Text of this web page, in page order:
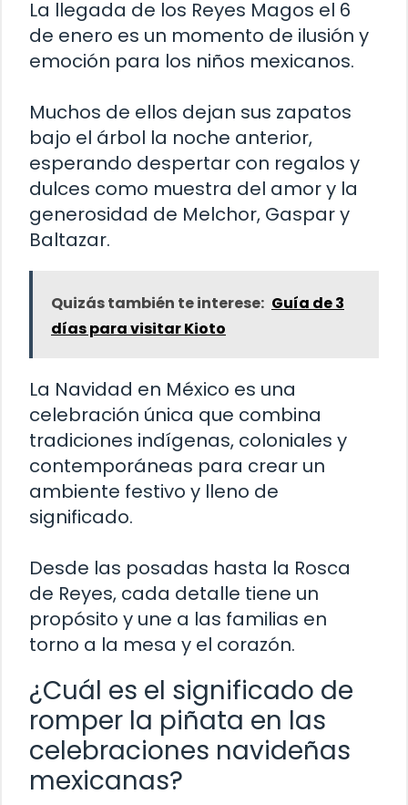
La llegada de los Reyes Magos el 6
de enero es un momento de ilusión y
emoción para los niños mexicanos.
Muchos de ellos dejan sus zapatos
bajo el árbol la noche anterior,
esperando despertar con regalos y
dulces como muestra del amor y la
generosidad de Melchor, Gaspar y
Baltazar.
Quizás también te interese: Guía de 3
días para visitar Kioto
La Navidad en México es una
celebración única que combina
tradiciones indígenas, coloniales y
contemporáneas para crear un
ambiente festivo y lleno de
significado.
Desde las posadas hasta la Rosca
de Reyes, cada detalle tiene un
propósito y une a las familias en
torno a la mesa y el corazón.
¿Cuál es el significado de
romper la piñata en las
celebraciones navideñas
mexicanas?